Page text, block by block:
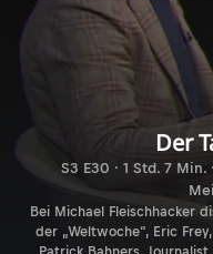
Der
S3 E30 · 1 Std. 7
Bei Michael Fleischhacker
der „Weltwoche“, Eric